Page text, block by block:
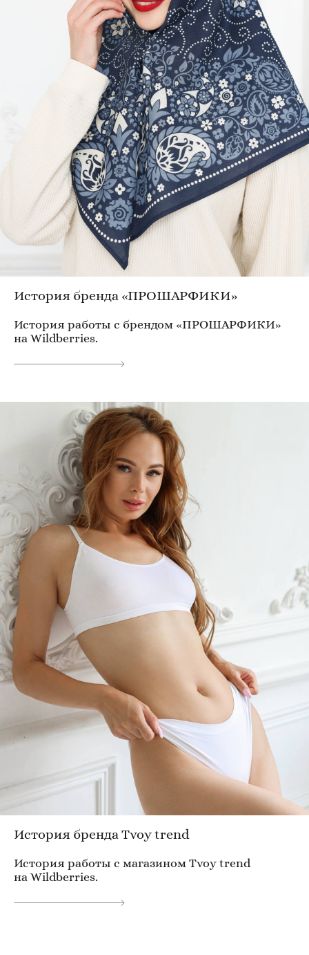
История бренда «ПРОШАРФИКИ»
История работы с брендом «ПРОШАРФИКИ»
на Wildberries.
История бренда Tvoy trend
История работы с магазином Tvoy trend
на Wildberries.